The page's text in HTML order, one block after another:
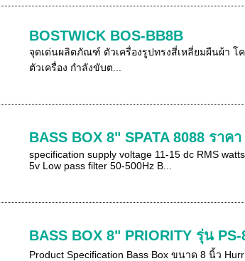
BOSTWICK BOS-BB8B
จุดเด่นผลิตภัณฑ์ ตัวเครื่องรูปทรงสี่เหลี่ยมผืนผ้า โ
ตัวเครื่อง กำลังขับต...
BASS BOX 8" SPATA 8088 ราค
specification supply voltage 11-15 dc RMS
5v Low pass filter 50-500Hz B...
BASS BOX 8" PRIORITY รุ่น PS-
Product Specification Bass Box ขนาด 8 นิ้ว